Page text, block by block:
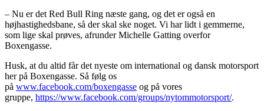
– Nu er det Red Bull Ring næste gang, og det er også en
højhastighedsbane, så der skal ske noget. Vi har lidt i gemmerne,
som lige skal prøves, afrunder Michelle Gatting overfor
Boxengasse.
Husk, at du altid får det nyeste om international og dansk motorsport
her på Boxengasse. Så følg os
på www.facebook.com/boxengasse og på vores
gruppe, https://www.facebook.com/groups/nytommotorsport/.